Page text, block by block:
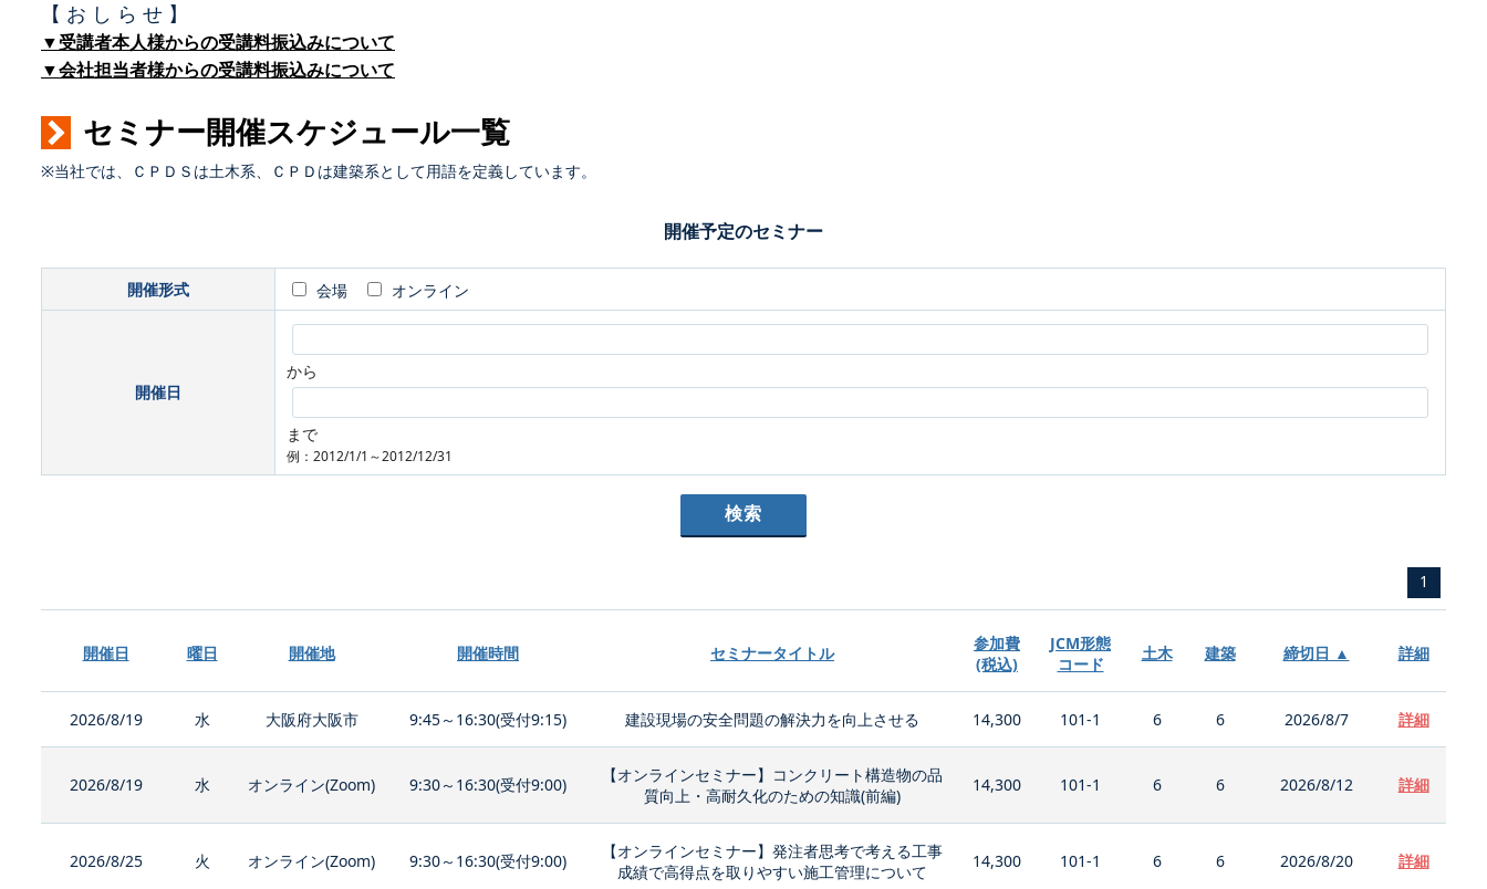
【 お し ら せ 】
▼受講者本人様からの受講料振込みについて
▼会社担当者様からの受講料振込みについて
セミナー開催スケジュール一覧
※当社では、ＣＰＤＳは土木系、ＣＰＤは建築系として用語を定義しています。
開催予定のセミナー
開催形式 会場 オンライン
開催日
から
まで
例：2012/1/1～2012/12/31
1
開催日 曜日 開催地 開催時間 セミナータイトル
参加費
(税込)
JCM形態
コード
土木 建築 締切日 ▲ 詳細
2026/8/19 水 大阪府大阪市 9:45～16:30(受付9:15) 建設現場の安全問題の解決力を向上させる 14,300 101-1 6 6 2026/8/7 詳細
2026/8/19 水 オンライン(Zoom) 9:30～16:30(受付9:00)
【オンラインセミナー】コンクリート構造物の品
質向上・高耐久化のための知識(前編)
14,300 101-1 6 6 2026/8/12 詳細
2026/8/25 火 オンライン(Zoom) 9:30～16:30(受付9:00)
【オンラインセミナー】発注者思考で考える工事
成績で高得点を取りやすい施工管理について
14,300 101-1 6 6 2026/8/20 詳細